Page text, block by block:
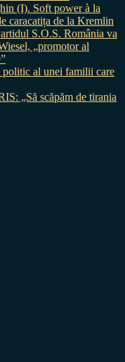
(I). Soft power à la
caracatița de la Kremlin
S.O.S. România va
„promotor al
politic al unei familii care
„Să scăpăm de tirania